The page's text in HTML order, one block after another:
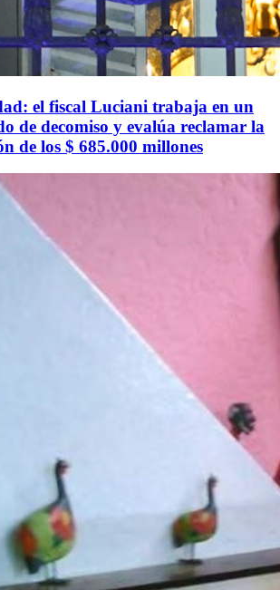
el fiscal Luciani trabaja en un
de decomiso y evalúa reclamar la
de los $ 685.000 millones